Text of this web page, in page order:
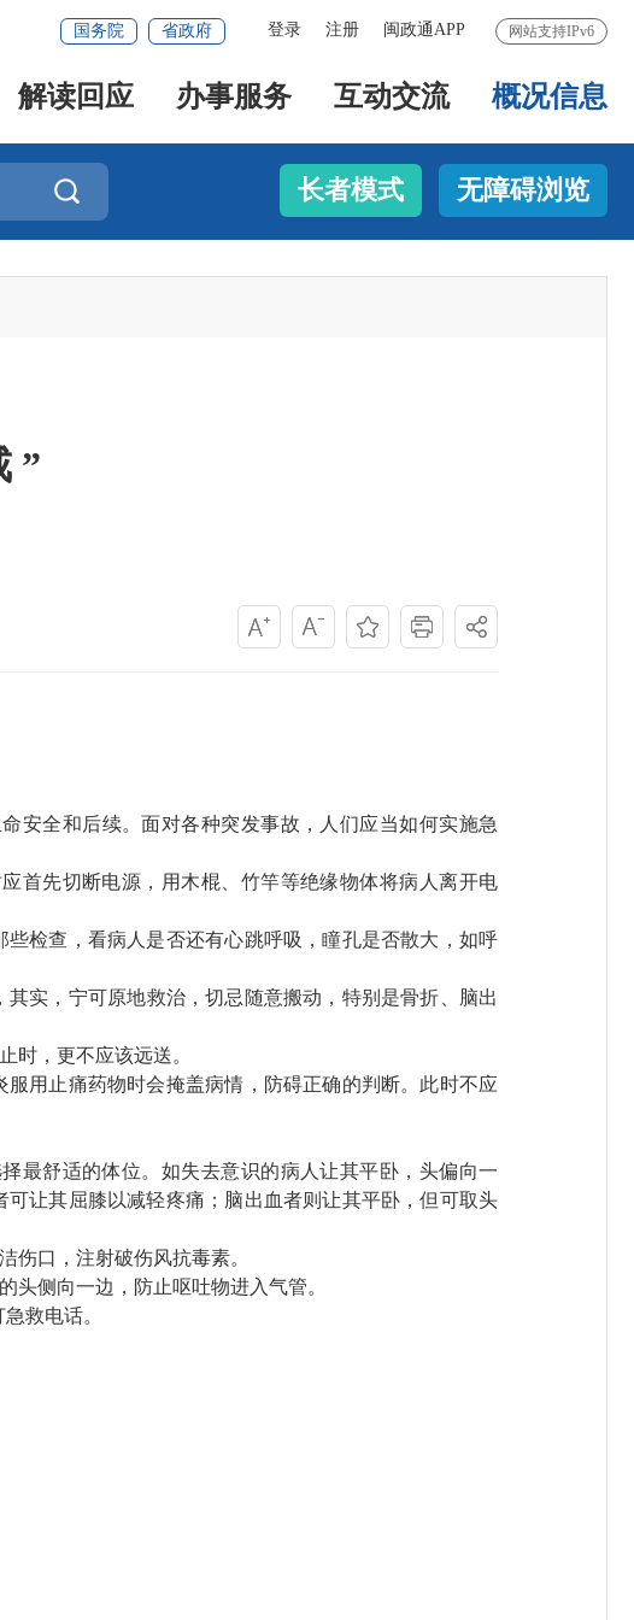
网站支持IPv6
登录 注册 闽政通APP
国务院 省政府
解读回应 办事服务 互动交流 概况信息
 长者模式 无障碍浏览
”
安全和后续。面对各种突发事故，人们应当如何实施急
先切断电源，用木棍、竹竿等绝缘物体将病人离开电
检查，看病人是否还有心跳呼吸，瞳孔是否散大，如呼
实，宁可原地救治，切忌随意搬动，特别是骨折、脑出
，更不应该远送。
用止痛药物时会掩盖病情，防碍正确的判断。此时不应
舒适的体位。如失去意识的病人让其平卧，头偏向一
让其屈膝以减轻疼痛；脑出血者则让其平卧，但可取头
口，注射破伤风抗毒素。
头侧向一边，防止呕吐物进入气管。
急救电话。